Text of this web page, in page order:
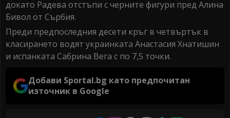
докато Радева отстъпи с черните фигури пред Алина
Бивол от Сърбия.
Преди предпоследния десети кръг в четвъртък в
класирането водят украинката Анастасия Хнатишин
и испанката Сабрина Вега с по 7,5 точки.
Добави Sportal.bg като предпочитан
източник в Google